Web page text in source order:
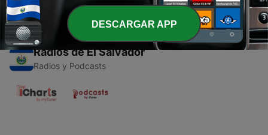
Radios de El Salvador
Radios y Podcasts
DESCARGAR APP